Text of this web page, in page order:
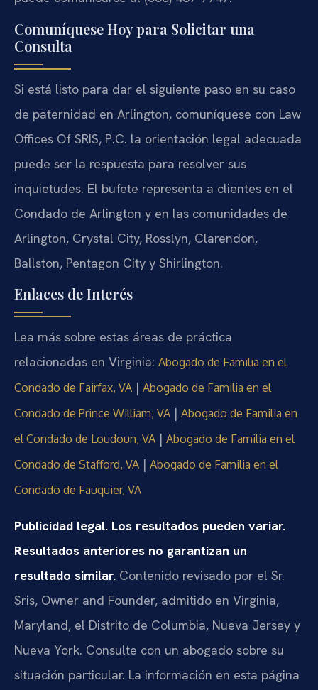
Comuníquese Hoy para Solicitar una
Consulta
Si está listo para dar el siguiente paso en su caso
de paternidad en Arlington, comuníquese con Law
Offices Of SRIS, P.C. la orientación legal adecuada
puede ser la respuesta para resolver sus
inquietudes. El bufete representa a clientes en el
Condado de Arlington y en las comunidades de
Arlington, Crystal City, Rosslyn, Clarendon,
Ballston, Pentagon City y Shirlington.
Enlaces de Interés
Lea más sobre estas áreas de práctica
relacionadas en Virginia: Abogado de Familia en el
Condado de Fairfax, VA | Abogado de Familia en el
Condado de Prince William, VA | Abogado de Familia en
el Condado de Loudoun, VA | Abogado de Familia en el
Condado de Stafford, VA | Abogado de Familia en el
Condado de Fauquier, VA
Publicidad legal. Los resultados pueden variar.
Resultados anteriores no garantizan un
resultado similar. Contenido revisado por el Sr.
Sris, Owner and Founder, admitido en Virginia,
Maryland, el Distrito de Columbia, Nueva Jersey y
Nueva York. Consulte con un abogado sobre su
situación particular. La información en esta página